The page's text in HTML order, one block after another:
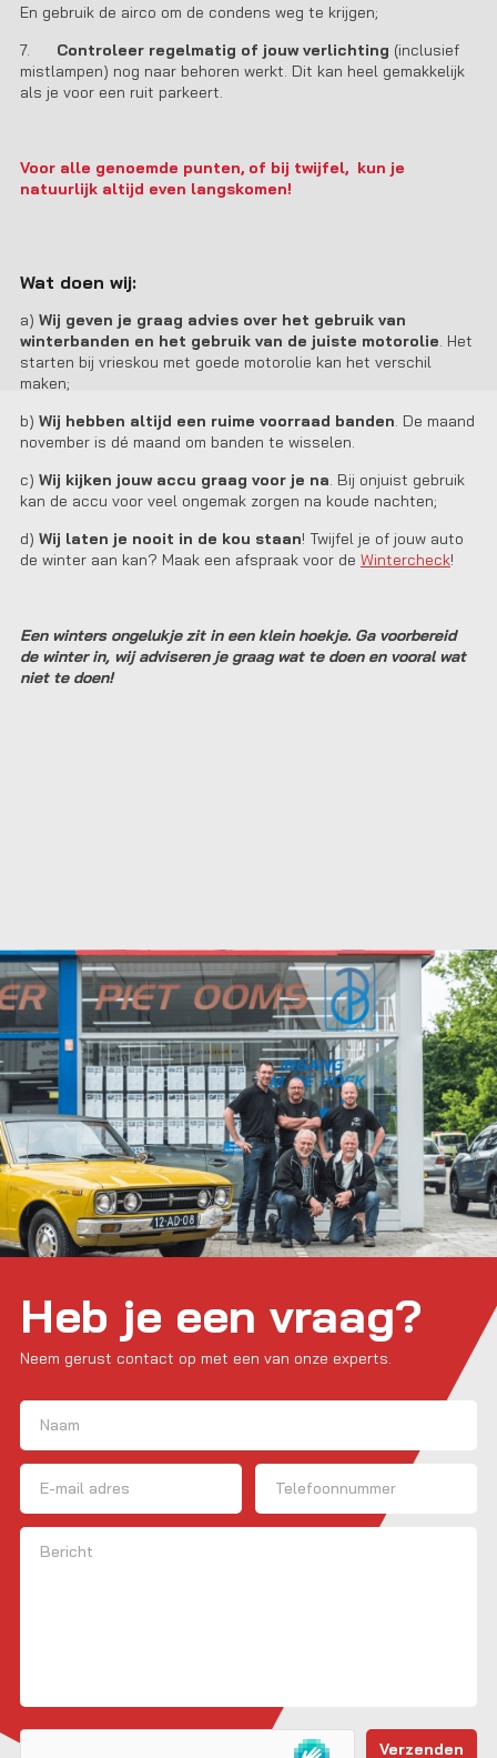
En gebruik de airco om de condens weg te krijgen;
7. Controleer regelmatig of jouw verlichting (inclusief
mistlampen) nog naar behoren werkt. Dit kan heel gemakkelijk
als je voor een ruit parkeert.
Voor alle genoemde punten, of bij twijfel, kun je
natuurlijk altijd even langskomen!
Wat doen wij:
a) Wij geven je graag advies over het gebruik van
winterbanden en het gebruik van de juiste motorolie. Het
starten bij vrieskou met goede motorolie kan het verschil
maken;
b) Wij hebben altijd een ruime voorraad banden. De maand
november is dé maand om banden te wisselen.
c) Wij kijken jouw accu graag voor je na. Bij onjuist gebruik
kan de accu voor veel ongemak zorgen na koude nachten;
d) Wij laten je nooit in de kou staan! Twijfel je of jouw auto
de winter aan kan? Maak een afspraak voor de Wintercheck!
Een winters ongelukje zit in een klein hoekje. Ga voorbereid
de winter in, wij adviseren je graag wat te doen en vooral wat
niet te doen!
Heb je een vraag?
Neem gerust contact op met een van onze experts.
Naam
Voornaam
E-mailadres Telefoon
Bericht